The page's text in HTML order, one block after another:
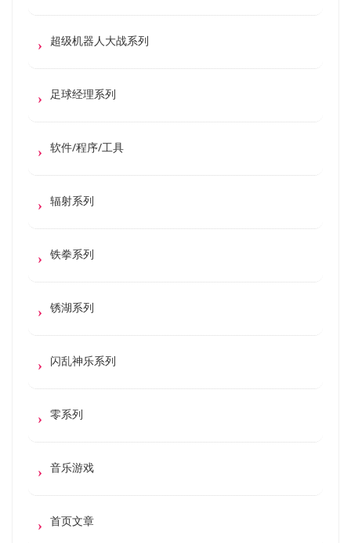
超级机器人大战系列
足球经理系列
软件/程序/工具
辐射系列
铁拳系列
锈湖系列
闪乱神乐系列
零系列
音乐游戏
首页文章